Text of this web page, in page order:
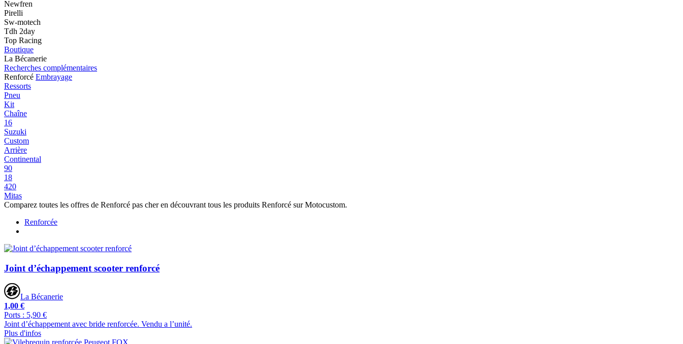
Newfren
Pirelli
Sw-motech
Tdh 2day
Top Racing
Boutique
La Bécanerie
Recherches complémentaires
Renforcé Embrayage
Ressorts
Pneu
Kit
Chaîne
16
Suzuki
Custom
Arrière
Continental
90
18
420
Mitas
Comparez toutes les offres de Renforcé pas cher en découvrant tous les produits Renforcé sur Motocustom.
Renforcée
Joint d’échappement scooter renforcé
La Bécanerie
1,00 €
Ports : 5,90 €
Joint d’échappement avec bride renforcée. Vendu a l’unité.
Plus d'infos